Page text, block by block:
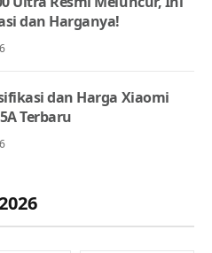
dan Harganya!
dan Harga Xiaomi
Terbaru